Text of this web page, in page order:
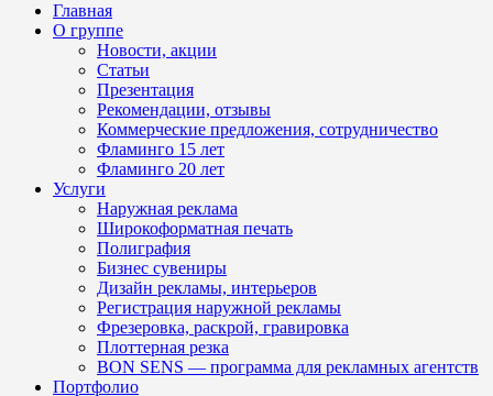
Главная
О группе
Новости, акции
Статьи
Презентация
Рекомендации, отзывы
Коммерческие предложения, сотрудничество
Фламинго 15 лет
Фламинго 20 лет
Услуги
Наружная реклама
Широкоформатная печать
Полиграфия
Бизнес сувениры
Дизайн рекламы, интерьеров
Регистрация наружной рекламы
Фрезеровка, раскрой, гравировка
Плоттерная резка
BON SENS — программа для рекламных агентств
Портфолио